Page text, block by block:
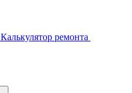
Калькулятор ремонта